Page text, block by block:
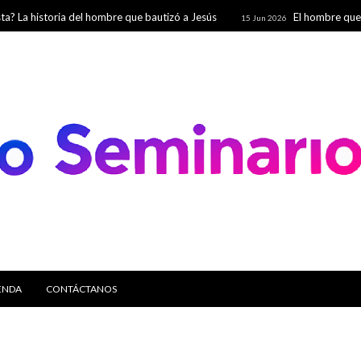
del hombre que bautizó a Jesús 15 Jun 2026 El hombre que salvó
CONTÁCTANOS